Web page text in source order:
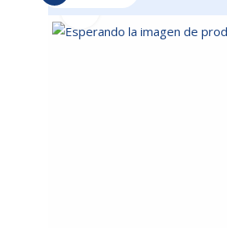
Inicio/CABLES/CONVERTIDOR
Click to enlarge